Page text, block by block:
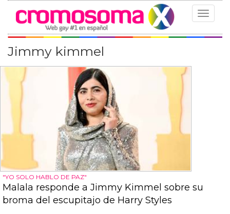
Toggle
Jimmy kimmel
"YO SOLO HABLO DE PAZ"
Malala responde a Jimmy Kimmel sobre su
broma del escupitajo de Harry Styles